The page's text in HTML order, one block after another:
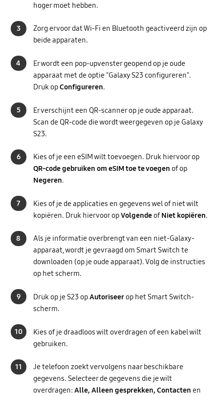
hoger moet hebben.
3
Zorg ervoor dat Wi-Fi en Bluetooth geactiveerd zijn op
beide apparaten.
4
Er wordt een pop-upvenster geopend op je oude
apparaat met de optie "Galaxy S23 configureren".
Druk opConfigureren.
5
Er verschijnt een QR-scanner op je oude apparaat.
Scan de QR-code die wordt weergegeven op je Galaxy
S23.
6
Kies of je een eSIM wilt toevoegen. Druk hiervoor op
QR-code gebruiken om eSIM toe te voegen of op
Negeren.
7
Kies of je de applicaties en gegevens wel of niet wilt
kopiëren. Druk hiervoor opVolgendeof Niet kopiëren.
8
Als je informatie overbrengt van een niet-Galaxy-
apparaat, wordt je gevraagd om Smart Switch te
downloaden (op je oude apparaat). Volg de instructies
op het scherm.
9 Druk op je S23 opAutoriseerop het Smart Switch-
scherm.
10
Kies of je draadloos wilt overdragen of een kabel wilt
gebruiken.
11
Je telefoon zoekt vervolgens naar beschikbare
gegevens. Selecteer de gegevens die je wilt
overdragen:Alle, Alleen gesprekken, Contactenen